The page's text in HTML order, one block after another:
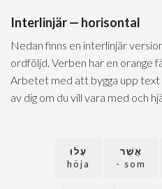
Interlinjär — horisontal
Nedan finns en interlinjär
ordföljd. Verben har en orange
Arbetet med att bygga upp text
av dig om du vill vara med och
אֲשֶׁר
som -
עָלוּ
höja